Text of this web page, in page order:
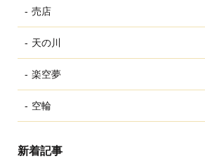
売店
天の川
楽空夢
空輪
新着記事